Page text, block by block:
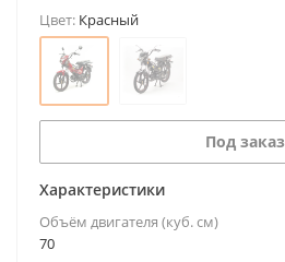
Цвет: Красный
Под заказ
Характеристики
Объём двигателя (куб. см)
70